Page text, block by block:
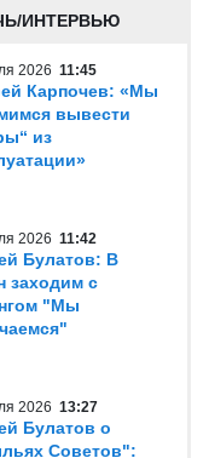
ИНТЕРВЬЮ
2026 11:45
Карпочев: «Мы
вывести
из
2026 11:42
Булатов: В
заходим с
"Мы
2026 13:27
Булатов о
Советов":